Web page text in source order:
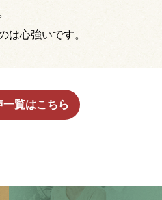
は心強いです。
一覧はこちら